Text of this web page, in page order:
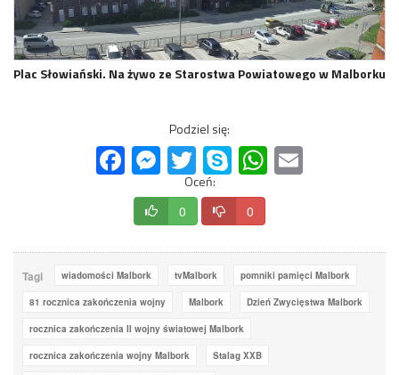
Plac Słowiański. Na żywo ze Starostwa Powiatowego w Malborku
Podziel się:
FacebookMessenger
Twitter Skype WhatsApp
Oceń:
0 0
Tagi wiadomości Malbork tvMalbork pomniki pamięci Malbork
81 rocznica zakończenia wojny Malbork Dzień Zwycięstwa Malbork
rocznica zakończenia II wojny światowej Malbork
rocznica zakończenia wojny Malbork Stalag XXB